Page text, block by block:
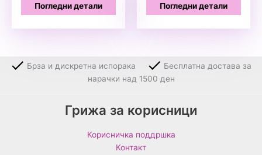
Погледни детали Погледни детали
Брза и дискретна испорака
Бесплатна достава за
нарачки над 1500 ден
Грижа за корисници
Корисничка поддршка
Контакт